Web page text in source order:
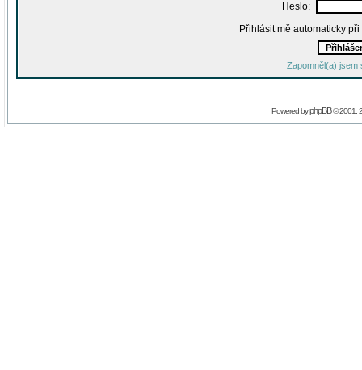
Heslo:
Přihlásit mě automaticky
Zapomněl(a) jsem
Powered byphpBB© 2001,